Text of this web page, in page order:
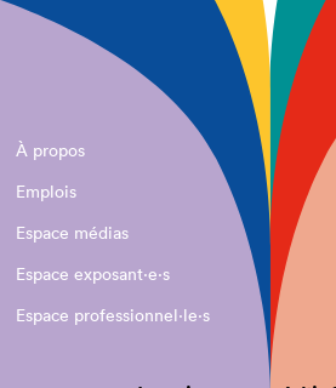
À propos
Emplois
Espace médias
Espace exposant·e⋅s
Espace professionnel·le⋅s